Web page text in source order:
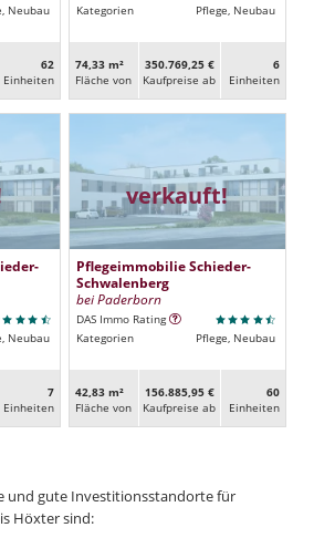
Neubau
62
Ein­heiten
Kategorien
Pflege, Neubau
74,33 m²
Fläche von
350.769,25 €
Kaufpreise ab
6
Ein­heiten
Neubau
7
Ein­heiten
verkauft!
Pflegeimmobilie Schieder-
Schwalenberg
bei Paderborn
DAS Immo Rating
Kategorien
Pflege, Neubau
42,83 m²
Fläche von
156.885,95 €
Kaufpreise ab
60
Ein­heiten
und gute Investitionsstandorte für
Höxter sind: